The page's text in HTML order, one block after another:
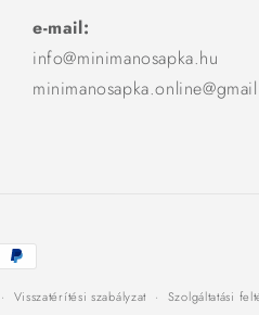
e-mail:
info@minimanosapka.hu
Fizetési
módok
Visszatérítési szabályzat Szolgáltatási